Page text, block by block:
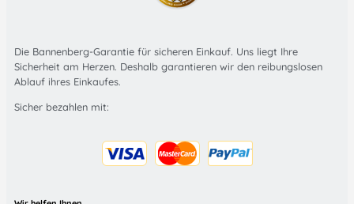
Die Bannenberg-Garantie für sicheren Einkauf. Uns liegt Ihre
Sicherheit am Herzen. Deshalb garantieren wir den reibungslosen
Ablauf ihres Einkaufes.
Sicher bezahlen mit: